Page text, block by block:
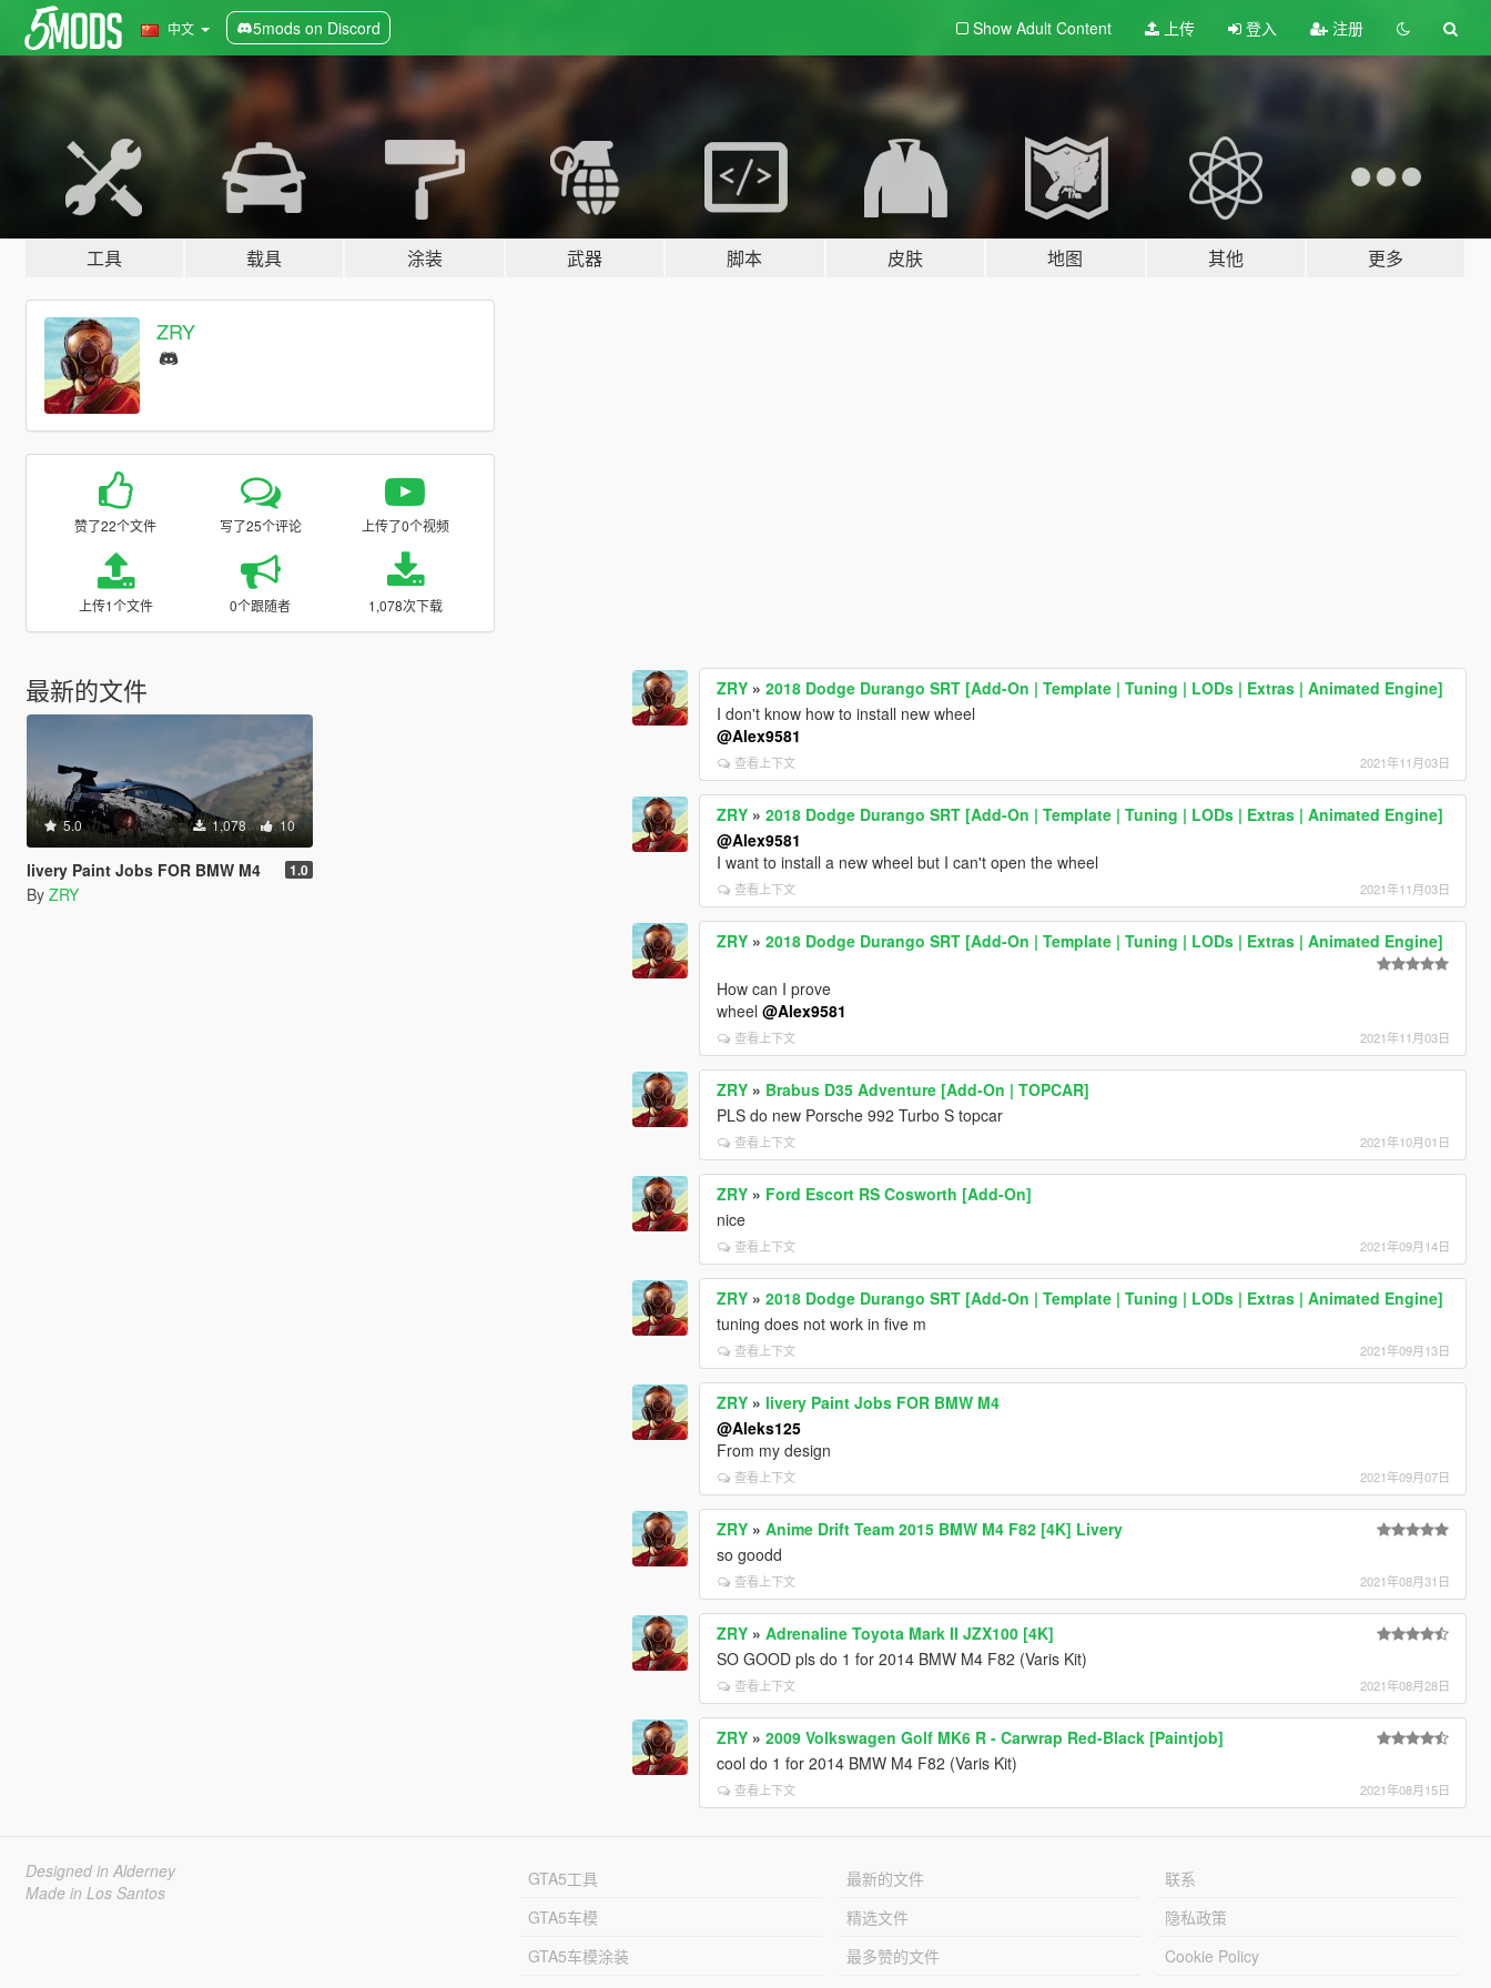
中文 5mods on Discord Show Adult Content 上传 登入 注册
工具 载具 涂装 武器 脚本 皮肤 地图 其他 更多
ZRY
赞了22个文件 写了25个评论 上传了0个视频
上传1个文件 0个跟随者 1,078次下载
最新的文件
5.0 1,078 10
livery Paint Jobs FOR BMW M4 1.0
By ZRY
ZRY »2018 Dodge Durango SRT [Add-On | Template | Tuning | LODs | Extras | Animated Engine]
I don't know how to install new wheel
@Alex9581
查看上下文 2021年11月03日
ZRY »2018 Dodge Durango SRT [Add-On | Template | Tuning | LODs | Extras | Animated Engine]
@Alex9581
I want to install a new wheel but I can't open the wheel
查看上下文 2021年11月03日
ZRY »2018 Dodge Durango SRT [Add-On | Template | Tuning | LODs | Extras | Animated Engine]
How can I prove
wheel@Alex9581
查看上下文 2021年11月03日
ZRY » Brabus D35 Adventure [Add-On | TOPCAR]
PLS do new Porsche 992 Turbo S topcar
查看上下文 2021年10月01日
ZRY » Ford Escort RS Cosworth [Add-On]
nice
查看上下文 2021年09月14日
ZRY »2018 Dodge Durango SRT [Add-On | Template | Tuning | LODs | Extras | Animated Engine]
tuning does not work in five m
查看上下文 2021年09月13日
ZRY » livery Paint Jobs FOR BMW M4
@Aleks125
From my design
查看上下文 2021年09月07日
ZRY »Anime Drift Team 2015 BMW M4 F82 [4K] Livery
so goodd
查看上下文 2021年08月31日
ZRY »Adrenaline Toyota Mark II JZX100 [4K]
SO GOOD pls do 1 for 2014 BMW M4 F82 (Varis Kit)
查看上下文 2021年08月28日
ZRY »2009 Volkswagen Golf MK6 R - Carwrap Red-Black [Paintjob]
cool do 1 for 2014 BMW M4 F82 (Varis Kit)
查看上下文 2021年08月15日
Designed in Alderney
Made in Los Santos
GTA5工具
GTA5车模
GTA5车模涂装
最新的文件
精选文件
最多赞的文件
联系
隐私政策
Cookie Policy